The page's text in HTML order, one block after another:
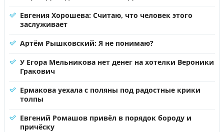
Евгения Хорошева: Считаю, что человек этого
заслуживает
Артём Рышковский: Я не понимаю?
У Егора Мельникова нет денег на хотелки Вероники
Гракович
Ермакова уехала с поляны под радостные крики
толпы
Евгений Ромашов привёл в порядок бороду и
причёску